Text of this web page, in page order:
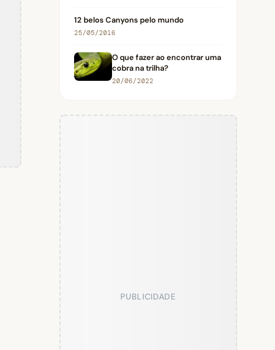
12 belos Canyons pelo mundo
25/05/2016
O que fazer ao encontrar uma
cobra na trilha?
20/06/2022
PUBLICIDADE